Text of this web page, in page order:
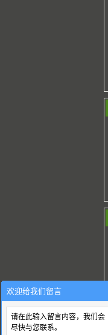
欢迎给我们留言
请在此输入留言内容，我们会
尽快与您联系。